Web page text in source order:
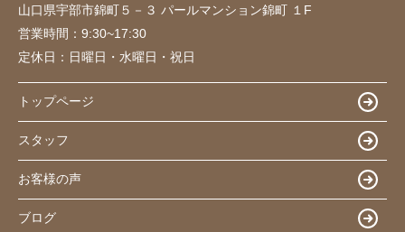
山口県宇部市錦町５－３ パールマンション錦町 １F
営業時間： 9:30~17:30
定休日： 日曜日・水曜日・祝日
トップページ
スタッフ
お客様の声
ブログ